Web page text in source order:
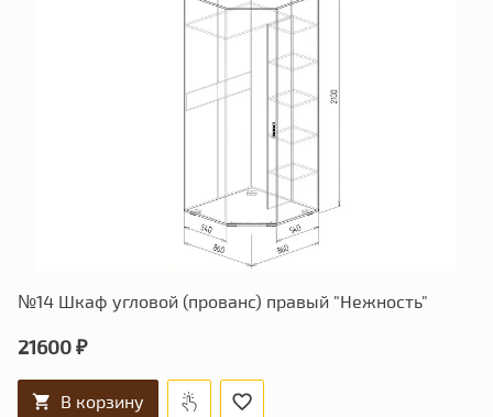
№14 Шкаф угловой (прованс) правый "Нежность"
21600 ₽
В корзину